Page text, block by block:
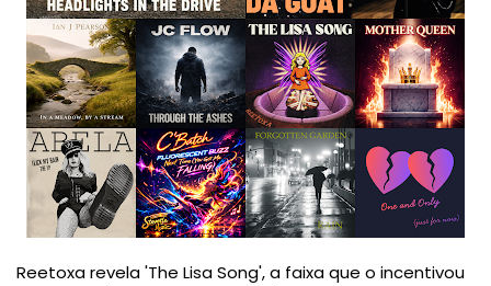
Reetoxa revela 'The Lisa Song', a faixa que o incentivou